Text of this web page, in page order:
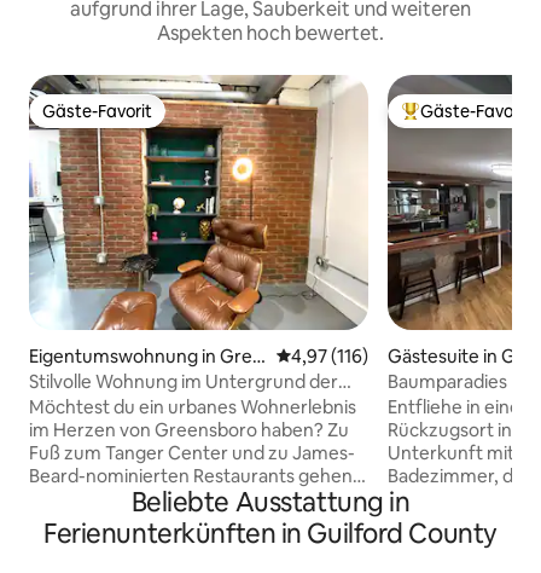
aufgrund ihrer Lage, Sauberkeit und weiteren
Aspekten hoch bewertet.
Gäste-Favorit
Gäste-Favorit
Eigentumswohnung in Gree
nsboro
Durchschnittliche Bewertung:
4,97 (116)
Stilvolle Wohnung im Untergrund der
Innenstadt
Möchtest du ein urbanes Wohnerlebnis
im Herzen von Greensboro haben? Zu
Fuß zum Tanger Center und zu James-
Beard-nominierten Restaurants gehen?
Sehnst du dich nach einer Kaffeebar,
könntest aber einen Block zu den
besten Cafés laufen? Möchtest du ein
Beliebter Gäste-
Gäste-Favorit
Gästesuite in
Baumparadies
Entfliehe in einen
Rückzugsort in
Unterkunft mit 2
Badezimmer, die
der Gastgeber in
befindet.
und einen
Beliebte Ausstattung in
Ferienunterkünften in Guilford County